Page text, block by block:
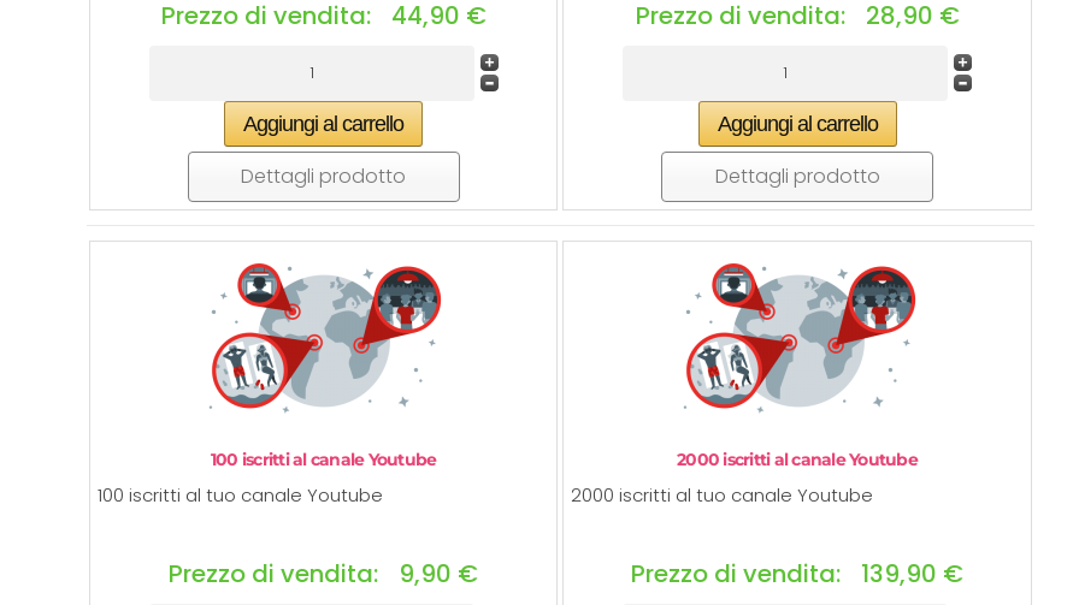
Prezzo di vendita: 44,90 €
Dettagli prodotto
Prezzo di vendita: 28,90 €
Dettagli prodotto
100 iscritti al canale Youtube
100 iscritti al tuo canale Youtube
Prezzo di vendita: 9,90 €
2000 iscritti al canale Youtube
2000 iscritti al tuo canale Youtube
Prezzo di vendita: 139,90 €
★★★★☆
✓ Servizio rapido e professionale con
assistenza immediata.
✓ Personale qualificato e disponibile per
ogni esigenza.
✓ Ottimi risultati con i servizi di marketing
✨